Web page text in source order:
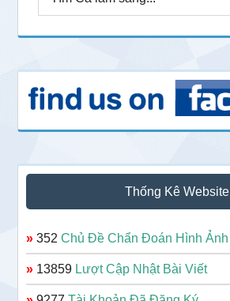
Thống Kê Website
» 352Chủ Đề Chẩn Đoán Hình Ảnh
» 13859 Lượt Cập Nhật Bài Viết